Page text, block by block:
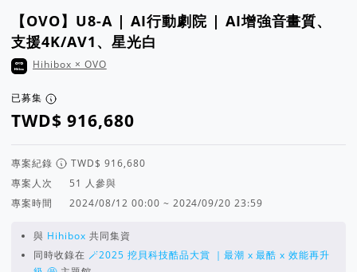
【OVO】U8-A | AI行動劇院 | AI增強音畫質、
支援4K/AV1、星光白
Hihibox × OVO
已募集
專案紀錄
專案人次
人參與
專案時間
2024/08/12 00:00 ~ 2024/09/20 23:59
與 Hihibox 共同集資
同時收錄在 🪄2025 挖貝科技酷品大賞 ｜最潮 x 最酷 x 效能再升